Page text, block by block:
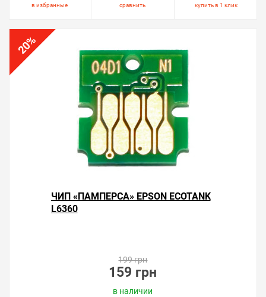
в избранные сравнить купить в 1 клик
20
%
ЧИП «ПАМПЕРСА» EPSON ECOTANK
L6360
199 грн
159 грн
в наличии